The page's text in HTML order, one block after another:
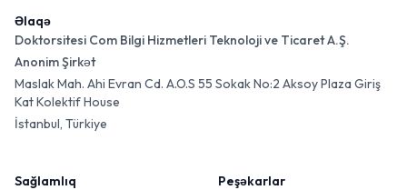
Əlaqə
Doktorsitesi Com Bilgi Hizmetleri Teknoloji ve Ticaret A.Ş.
Anonim Şirkət
Maslak Mah. Ahi Evran Cd. A.O.S 55 Sokak No:2 Aksoy Plaza Giriş
Kat Kolektif House
İstanbul, Türkiye
Sağlamlıq
Peşəkarlar